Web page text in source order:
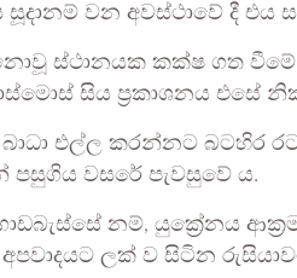
වන අවස්ථාවේ දී එය
ස්ථානයක කක්ෂ ගත වීමේ
සිය ප්‍රකාශනය එසේ
එල්ල කරන්නට බටහිර
වසරේ පැවසුවේ ය.
නම්, යුක්‍රේනය
අපවාදයට ලක් ව සිටින